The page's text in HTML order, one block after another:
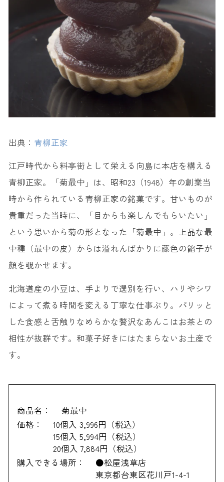
出典： 青柳正家
江戸時代から料亭街として栄える向島に本店を構える
青柳正家。「菊最中」は、昭和23（1948）年の創業当
時から作られている青柳正家の銘菓です。甘いものが
貴重だった当時に、「目からも楽しんでもらいたい」
という思いから菊の形となった「菊最中」。上品な最
中種（最中の皮）からは溢れんばかりに藤色の餡子が
顔を覗かせます。
北海道産の小豆は、手よりで選別を行い、ハリやシワ
によって煮る時間を変える丁寧な仕事ぶり。パリッと
した食感と舌触りなめらかな贅沢なあんこはお茶との
相性が抜群です。和菓子好きにはたまらないお土産で
す。
商品名：
菊最中
価格：
10個入 3,996円（税込）
15個入 5,994円（税込）
20個入 7,884円（税込）
購入できる場所：
●松屋浅草店
東京都台東区花川戸1-4-1